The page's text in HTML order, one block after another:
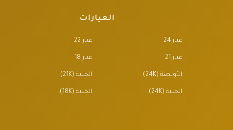
العيارات
عيار 24 عيار 22
عيار 21 عيار 18
الأونصة (24K) الجنية (21K)
الجنية (24K) الجنية (18K)